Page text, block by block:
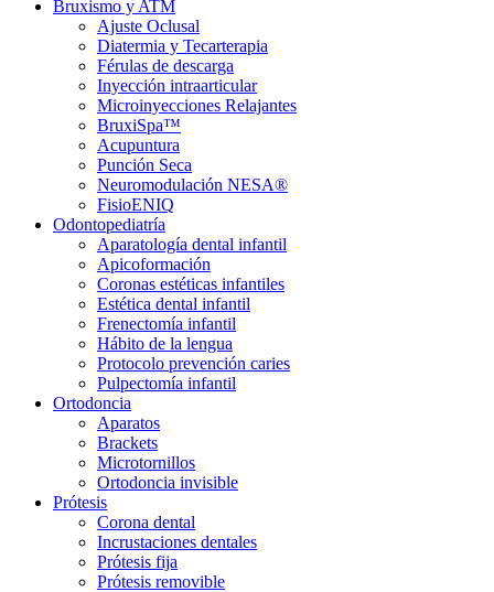
Bruxismo y ATM
Ajuste Oclusal
Diatermia y Tecarterapia
Férulas de descarga
Inyección intraarticular
Microinyecciones Relajantes
BruxiSpa™
Acupuntura
Punción Seca
Neuromodulación NESA®
FisioENIQ
Odontopediatría
Aparatología dental infantil
Apicoformación
Coronas estéticas infantiles
Estética dental infantil
Frenectomía infantil
Hábito de la lengua
Protocolo prevención caries
Pulpectomía infantil
Ortodoncia
Aparatos
Brackets
Microtornillos
Ortodoncia invisible
Prótesis
Corona dental
Incrustaciones dentales
Prótesis fija
Prótesis removible